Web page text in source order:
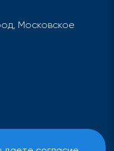
Московское